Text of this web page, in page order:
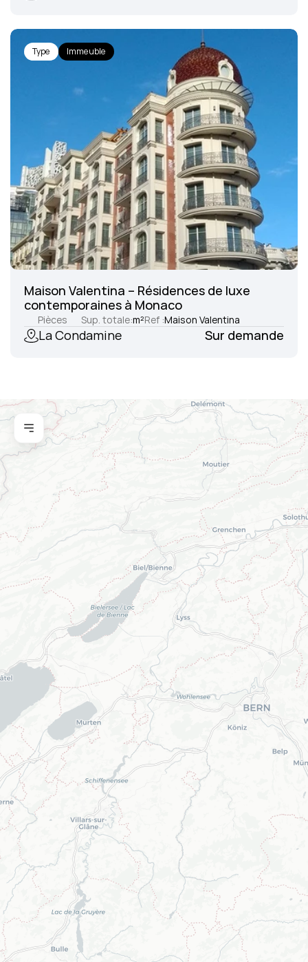
Type Immeuble
Maison Valentina – Résidences de luxe
contemporaines à Monaco
Pièces Sup. totale:m²Ref :Maison Valentina
La Condamine Sur demande